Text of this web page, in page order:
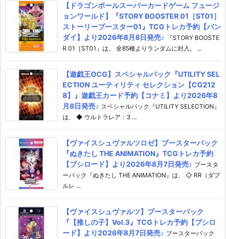
【ドラゴンボールスーパーカードゲーム フュージ
ョンワールド】『STORY BOOSTER 01［ST01］
ストーリーブースター01』TCGトレカ予約【バン
ダイ】より2026年8月8日発売♪
『STORY BOOSTE
R 01［ST01』は、 全85種よりランダムに封入。 ...
【遊戯王OCG】スペシャルパック『UTILITY SEL
ECTION ユーティリティ セレクション【CG212
8】』遊戯王カード予約【コナミ】より2026年8
月8日発売♪ スペシャルパック『UTILITY SELECTION』
は、 ◆ ウルトラレア：3 ...
【ヴァイスシュヴァルツロゼ】ブースターパック
『ぬきたし THE ANIMATION』TCGトレカ予約
【ブシロード】より2026年8月7日発売♪ ブースタ
ーパック『ぬきたし THE ANIMATION』は、 ◇ RR（ダブ
ルレ ...
【ヴァイスシュヴァルツ】ブースターパック
『【推しの子】Vol.3』TCGトレカ予約【ブシロ
ード】より2026年8月7日発売♪ ブースターパック